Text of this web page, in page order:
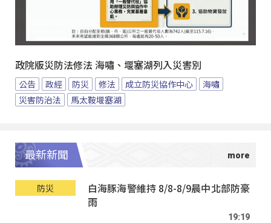
政院版災防法修法 海嘯、堰塞湖列入災害別
公告 政經 防災 修法 成立防災協作中心
海嘯
災害防治法
馬太鞍堰塞湖
最新新聞
防災
白海豚海警維持 8/8-8/9晨中北部防豪
雨
19:19